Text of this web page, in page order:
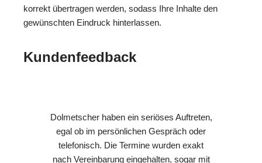
korrekt übertragen werden, sodass Ihre Inhalte den
gewünschten Eindruck hinterlassen.
Kundenfeedback
Dolmetscher haben ein seriöses Auftreten,
egal ob im persönlichen Gespräch oder
telefonisch. Die Termine wurden exakt
nach Vereinbarung eingehalten, sogar mit